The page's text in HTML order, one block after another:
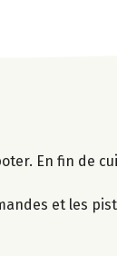
En fin de
et les